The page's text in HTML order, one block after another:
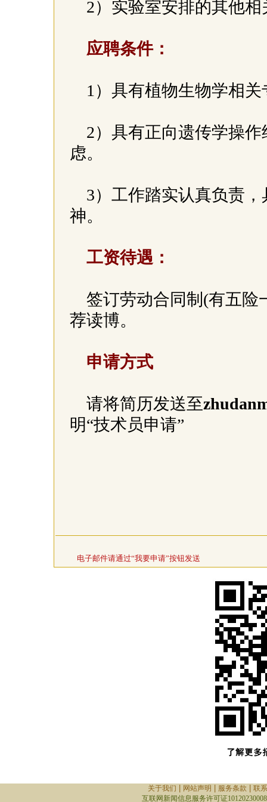
2）实验室安排的其他
应聘条件：
1）具有植物生物学相
2）具有正向遗传学操
虑。
3）工作踏实认真负责
神。
工资待遇：
签订劳动合同制(有五险
荐读博。
申请方式
请将简历发送至
明“技术员申请”
电子邮件请通过“我要申请”按钮发送
关于我们 网站声明 服务条款
联
互联网新闻信息服务许可证10120230008